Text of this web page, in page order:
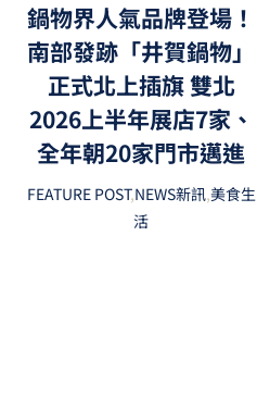
鍋物界人氣品牌登場！
南部發跡「井賀鍋物」
正式北上插旗 雙北
2026上半年展店7家、
全年朝20家門市邁進
FEATURE POST,NEWS新訊,美食生
活